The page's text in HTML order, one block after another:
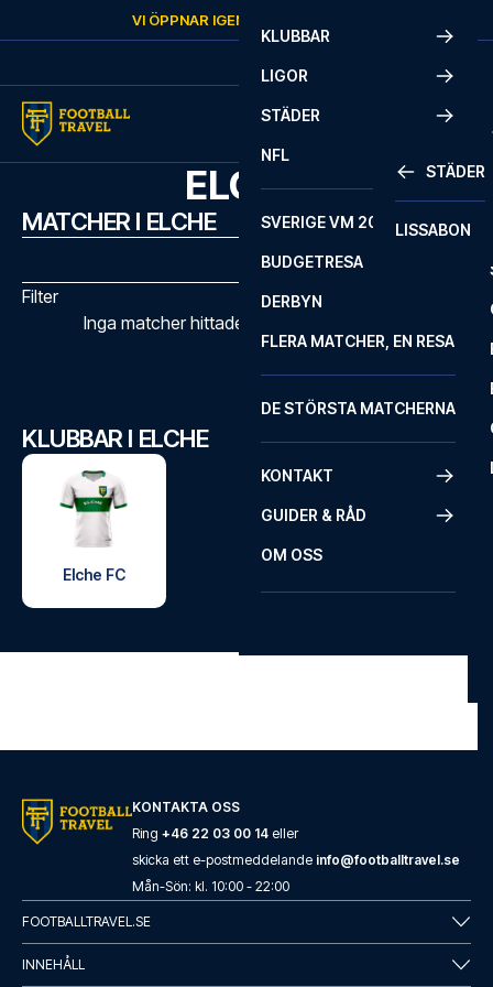
VI ÖPPNAR IGEN
KLUBBAR
LIGOR
STÄDER
STÄDER
LISSABON
NFL
SVERIGE VM 2026
BUDGETRESA
DERBYN
FLERA MATCHER, EN RESA
DE STÖRSTA MATCHERNA
KONTAKT
GUIDER & RÅD
OM OSS
ELCHE
MATCHER I ELCHE
Filter
Inga matcher hittades med de valda filtren
KLUBBAR I ELCHE
Elche FC
KONTAKTA OSS
Ring +46 22 03 00 14 eller
skicka ett e-postmeddelande info@footballtravel.se
Mån-Sön: kl. 10:00 - 22:00
FOOTBALLTRAVEL.SE
INNEHÅLL